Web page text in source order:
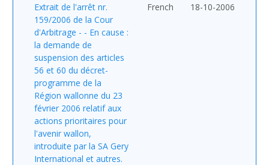
Extrait de l'arrêt nr.
159/2006 de la Cour
d'Arbitrage - - En cause :
la demande de
suspension des articles
56 et 60 du décret-
programme de la
Région wallonne du 23
février 2006 relatif aux
actions prioritaires pour
l'avenir wallon,
introduite par la SA Gery
International et autres.
French 18-10-2006